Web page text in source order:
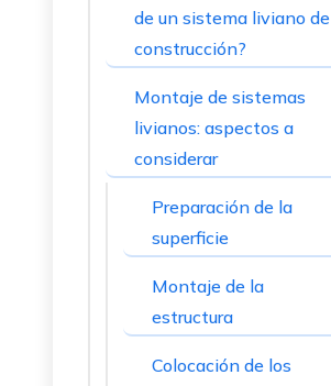
de un sistema liviano de
construcción?
Montaje de sistemas
livianos: aspectos a
considerar
Preparación de la
superficie
Montaje de la
estructura
Colocación de los